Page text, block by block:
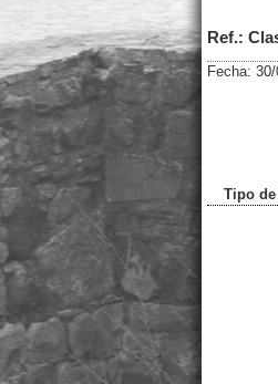
Ref.:
Fecha:
Tipo